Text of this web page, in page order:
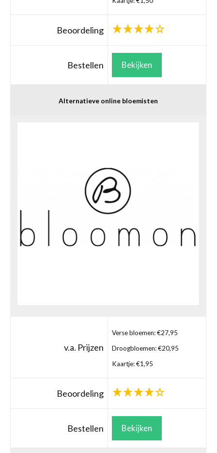
Beoordeling
Bestellen Bekijken
Alternatieve online bloemisten
v.a. Prijzen
Verse bloemen: €27,95
Droogbloemen: €20,95
Kaartje: €1,95
Beoordeling
Bestellen Bekijken